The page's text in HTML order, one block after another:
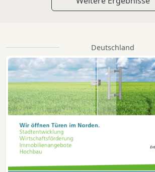
Deutschland